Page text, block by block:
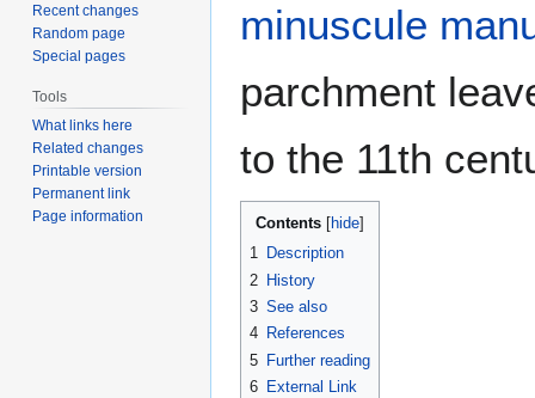
minuscule
parchment
to the 11th
Contents
1 Description
2 History
3 See also
4 References
5 Further reading
6 External Link
Recent changes
Random page
Special pages
Tools
What links here
Related changes
Printable version
Permanent link
Page information